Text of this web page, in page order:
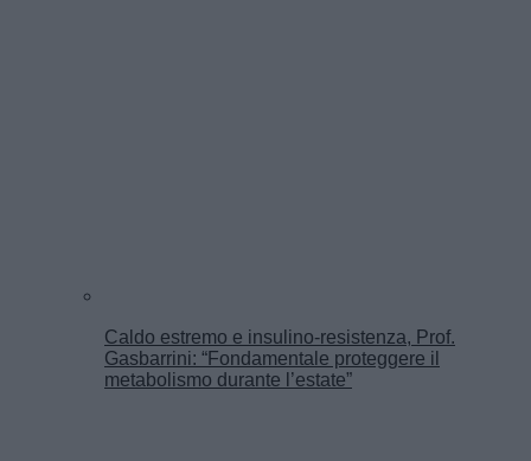
Caldo estremo e insulino-resistenza, Prof.
Gasbarrini: “Fondamentale proteggere il
metabolismo durante l’estate”